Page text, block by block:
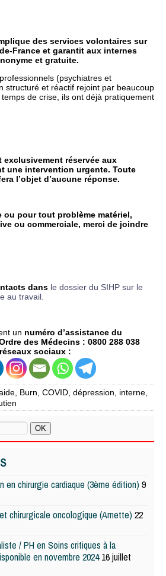
des services volontaires sur
France et garantit aux internes
et gratuite.
(psychiatres et
structuré et réactif rejoint par beaucoup
temps de crise, ils ont déjà pratiquement
exclusivement réservée aux
une intervention urgente. Toute
l’objet d’aucune réponse.
ou pour tout problème matériel,
ou commerciale, merci de joindre
dans le dossier du SIHP sur le
au travail.
un numéro d’assistance du
des Médecins : 0800 288 038
sociaux :
, Burn, COVID, dépression, interne,
en chirurgie cardiaque (3ème édition) 9
chirurgicale oncologique (Arnette) 22
/ PH en Soins critiques à la
en novembre 2024 16 juillet